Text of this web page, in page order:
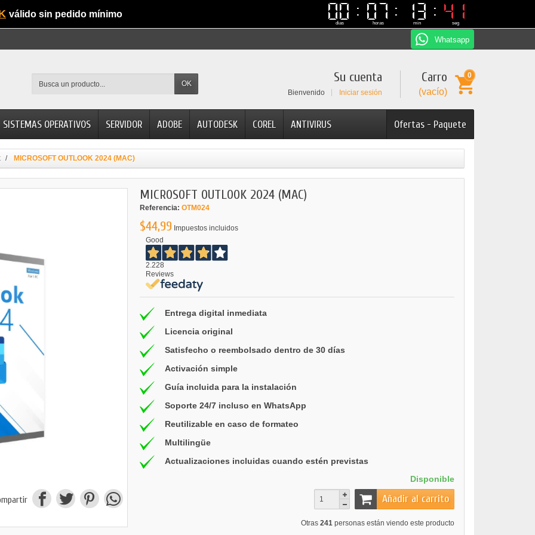
válido sin pedido mínimo 00
00
dias
07
07
horas
13
13
min
41
40
40
41
seg
Whatsapp
OK Carro
(vacío)
0
Su cuenta
Bienvenido Iniciar sesión
Ofertas - Paquete
SISTEMAS OPERATIVOS SERVIDOR ADOBE AUTODESK COREL ANTIVIRUS
MICROSOFT OUTLOOK 2024 (MAC)
MICROSOFT OUTLOOK 2024 (MAC)
Referencia: OTM024
$44,99 Impuestos incluidos
Good
2.228
Reviews
Entrega digital inmediata
Licencia original
Satisfecho o reembolsado dentro de 30 días
Activación simple
Guía incluida para la instalación
Soporte 24/7 incluso en WhatsApp
Reutilizable en caso de formateo
Multilingüe
Actualizaciones incluidas cuando estén previstas
Disponible
Añadir al carrito
Otras 241 personas están viendo este producto